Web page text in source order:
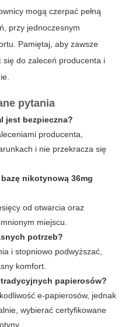
mogą czerpać pełną
przy jednoczesnym
Pamiętaj, aby zawsze
się do zaleceń producenta i
pytania
jest bezpieczna?
producenta,
i nie przekracza się
nikotynową 36mg
od otwarcia oraz
miejscu.
potrzeb?
i stopniowo podwyższać,
komfort.
papierosów?
e-papierosów, jednak
wybierać certyfikowane